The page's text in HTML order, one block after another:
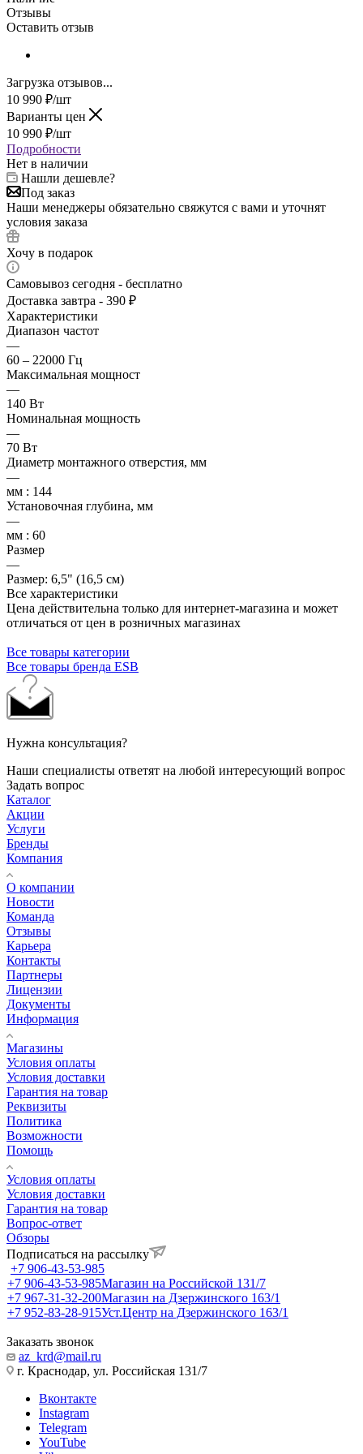
Отзывы
Оставить отзыв
Загрузка отзывов...
10 990 ₽/шт
Варианты цен
10 990 ₽/шт
Подробности
Нет в наличии
Нашли дешевле?
Под заказ
Наши менеджеры обязательно свяжутся с вами и уточнят
условия заказа
Хочу в подарок
Самовывоз сегодня - бесплатно
Доставка завтра - 390 ₽
Характеристики
Диапазон частот
—
60 – 22000 Гц
Максимальная мощност
—
140 Вт
Номинальная мощность
—
70 Вт
Диаметр монтажного отверстия, мм
—
мм : 144
Установочная глубина, мм
—
мм : 60
Размер
—
Размер: 6,5" (16,5 см)
Все характеристики
Цена действительна только для интернет-магазина и может
отличаться от цен в розничных магазинах
Все товары категории
Все товары бренда ESB
Нужна консультация?
Наши специалисты ответят на любой интересующий вопрос
Задать вопрос
Каталог
Акции
Услуги
Бренды
Компания
О компании
Новости
Команда
Отзывы
Карьера
Контакты
Партнеры
Лицензии
Документы
Информация
Магазины
Условия оплаты
Условия доставки
Гарантия на товар
Реквизиты
Политика
Возможности
Помощь
Условия оплаты
Условия доставки
Гарантия на товар
Вопрос-ответ
Обзоры
Подписаться на рассылку
+7 906-43-53-985
+7 906-43-53-985Магазин на Российской 131/7
+7 967-31-32-200Магазин на Дзержинского 163/1
+7 952-83-28-915Уст.Центр на Дзержинского 163/1
Заказать звонок
az_krd@mail.ru
г. Краснодар, ул. Российская 131/7
Вконтакте
Instagram
Telegram
YouTube